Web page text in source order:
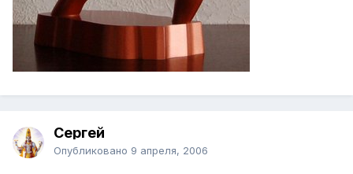
Сергей
Опубликовано 9 апреля, 2006